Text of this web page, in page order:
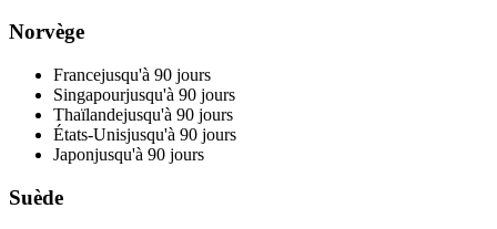
Norvège
Francejusqu'à 90 jours
Singapourjusqu'à 90 jours
Thaïlandejusqu'à 90 jours
États-Unisjusqu'à 90 jours
Japonjusqu'à 90 jours
Suède